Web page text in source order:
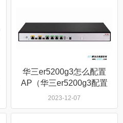
华三er5200g3怎么配置
AP（华三er5200g3配置
AP方法）
2023-12-07